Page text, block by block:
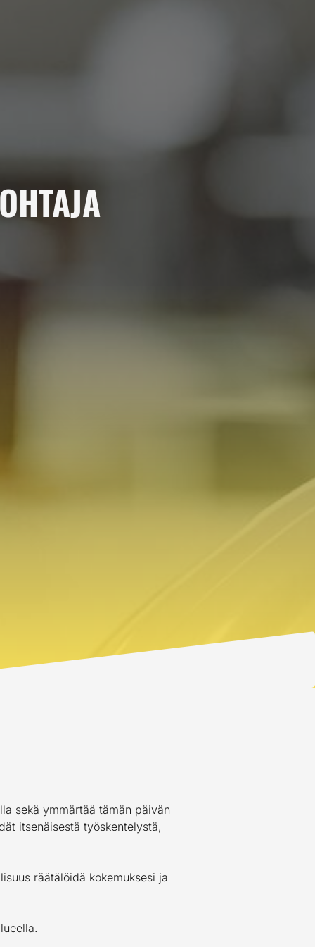
sekä ymmärtää tämän päivän
itsenäisestä työskentelystä,
räätälöidä kokemuksesi ja